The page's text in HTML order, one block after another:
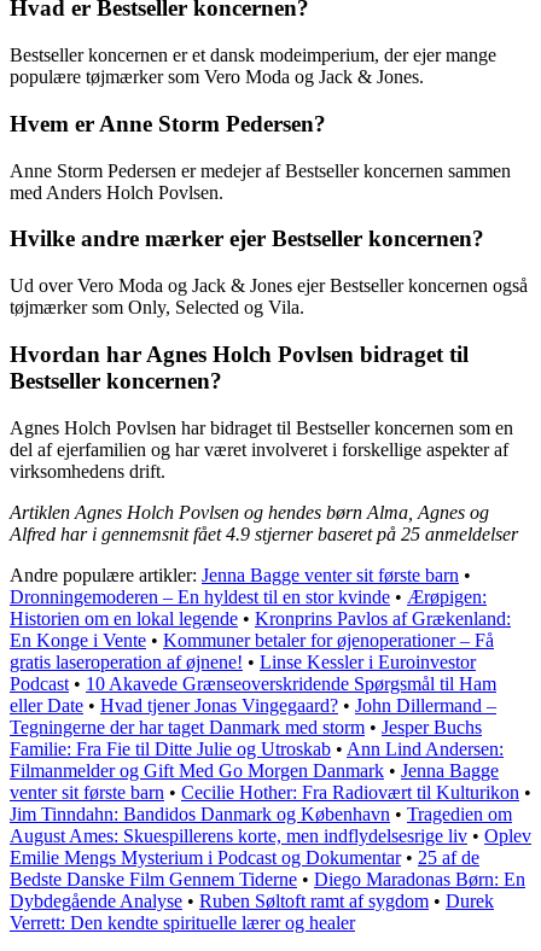
Hvad er Bestseller koncernen?
Bestseller koncernen er et dansk modeimperium, der ejer mange
populære tøjmærker som Vero Moda og Jack & Jones.
Hvem er Anne Storm Pedersen?
Anne Storm Pedersen er medejer af Bestseller koncernen sammen
med Anders Holch Povlsen.
Hvilke andre mærker ejer Bestseller koncernen?
Ud over Vero Moda og Jack & Jones ejer Bestseller koncernen også
tøjmærker som Only, Selected og Vila.
Hvordan har Agnes Holch Povlsen bidraget til
Bestseller koncernen?
Agnes Holch Povlsen har bidraget til Bestseller koncernen som en
del af ejerfamilien og har været involveret i forskellige aspekter af
virksomhedens drift.
Artiklen Agnes Holch Povlsen og hendes børn Alma, Agnes og
Alfred har i gennemsnit fået4.9 stjerner baseret på 25 anmeldelser
Andre populære artikler: Jenna Bagge venter sit første barn •
Dronningemoderen – En hyldest til en stor kvinde • Ærøpigen:
Historien om en lokal legende • Kronprins Pavlos af Grækenland:
En Konge i Vente • Kommuner betaler for øjenoperationer – Få
gratis laseroperation af øjnene! • Linse Kessler i Euroinvestor
Podcast • 10 Akavede Grænseoverskridende Spørgsmål til Ham
eller Date • Hvad tjener Jonas Vingegaard? • John Dillermand –
Tegningerne der har taget Danmark med storm • Jesper Buchs
Familie: Fra Fie til Ditte Julie og Utroskab • Ann Lind Andersen:
Filmanmelder og Gift Med Go Morgen Danmark • Jenna Bagge
venter sit første barn • Cecilie Hother: Fra Radiovært til Kulturikon •
Jim Tinndahn: Bandidos Danmark og København • Tragedien om
August Ames: Skuespillerens korte, men indflydelsesrige liv • Oplev
Emilie Mengs Mysterium i Podcast og Dokumentar• 25 af de
Bedste Danske Film Gennem Tiderne • Diego Maradonas Børn: En
Dybdegående Analyse • Ruben Søltoft ramt af sygdom • Durek
Verrett: Den kendte spirituelle lærer og healer